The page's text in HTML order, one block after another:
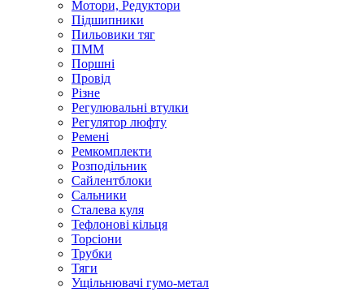
Мотори, Редуктори
Підшипники
Пильовики тяг
ПММ
Поршні
Провід
Різне
Регулювальні втулки
Регулятор люфту
Ремені
Ремкомплекти
Розподільник
Сайлентблоки
Сальники
Сталева куля
Тефлонові кільця
Торсіони
Трубки
Тяги
Ущільнювачі гумо-метал